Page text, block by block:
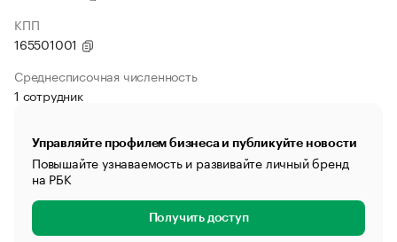
КПП
165501001
Среднесписочная численность
1 сотрудник
Управляйте профилем бизнеса и публикуйте новости
Повышайте узнаваемость и развивайте личный бренд
на РБК
Получить доступ